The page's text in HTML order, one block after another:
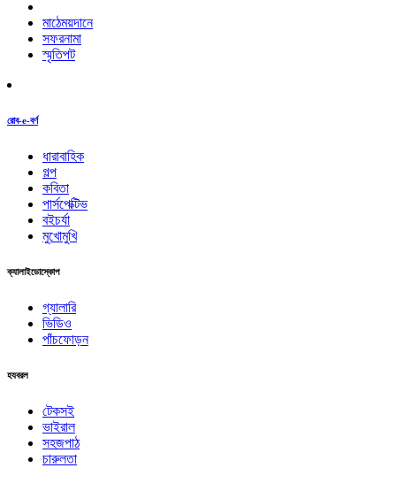
মাঠেময়দানে
সফরনামা
স্মৃতিপট
রোব-e-বর্ণ
ধারাবাহিক
গল্প
কবিতা
পার্সপেক্টিভ
বইচর্যা
মুখোমুখি
ক্যালাইডোস্কোপ
গ্যালারি
ভিডিও
পাঁচফোড়ন
হযবরল
টেকসই
ভাইরাল
সহজপাঠ
চারুলতা